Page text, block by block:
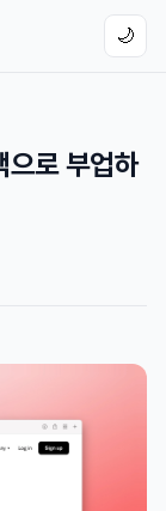
🌙
으로 부업하